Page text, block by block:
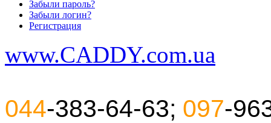
Забыли пароль?
Забыли логин?
Регистрация
www.CADDY.com.ua
044-383-64-63; 097-